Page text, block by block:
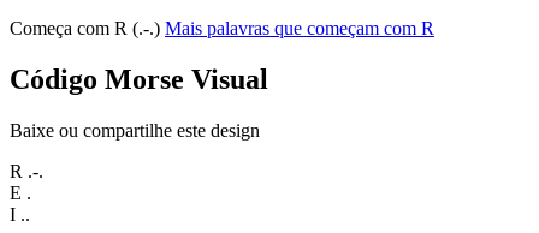
Começa com R (.-.) Mais palavras que começam com R
Código Morse Visual
Baixe ou compartilhe este design
R .-.
E .
I ..